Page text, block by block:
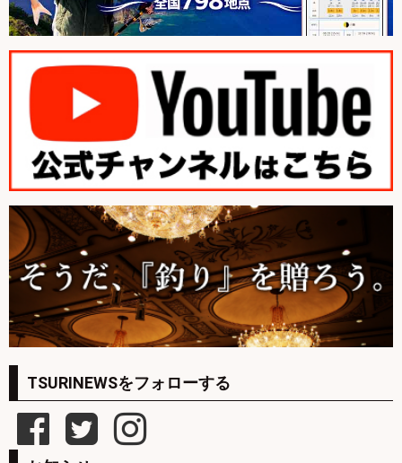
TSURINEWSをフォローする